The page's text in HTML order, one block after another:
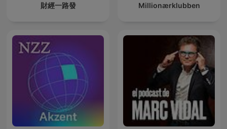
財經一路發 Millionærklubben